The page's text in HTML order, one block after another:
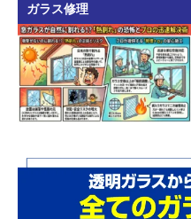
ガラス修理